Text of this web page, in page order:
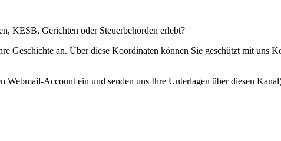
KESB, Gerichten oder Steuerbehörden erlebt?
Geschichte an. Über diese Koordinaten können Sie geschützt mit uns
Account ein und senden uns Ihre Unterlagen über diesen